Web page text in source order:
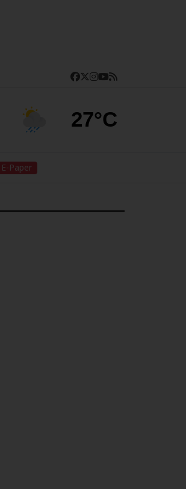
27°C
E-Paper